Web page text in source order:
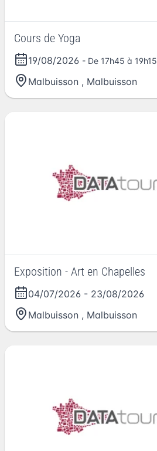
Cours de Yoga
19/08/2026 - De 17h45 à 19h15
Malbuisson , Malbuisson
Exposition - Art en Chapelles
04/07/2026 - 23/08/2026
Malbuisson , Malbuisson